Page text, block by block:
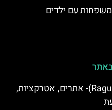
עם ילדים
הכפר הסיציליאני רגוזה (Ragusa)- אתרים, אטרקציות,